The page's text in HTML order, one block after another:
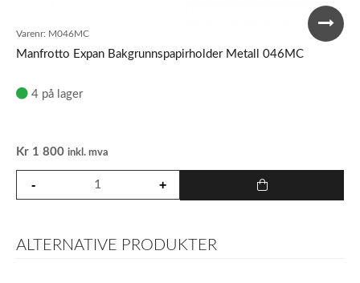
Varenr: M046MC
Manfrotto Expan Bakgrunnspapirholder Metall 046MC
4 på lager
Kr 1 800 inkl. mva
ALTERNATIVE PRODUKTER